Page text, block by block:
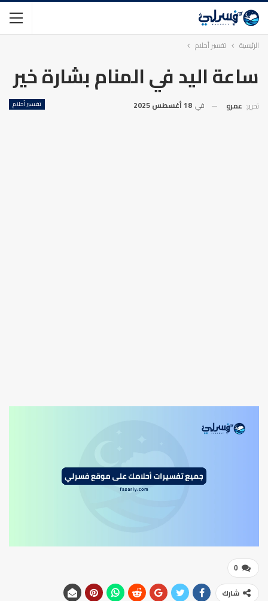
الرئيسية تفسير أحلام
ساعة اليد في المنام بشارة خير
تفسير أحلام تحرير: عمرو في 18 أغسطس 2025
0
شارك